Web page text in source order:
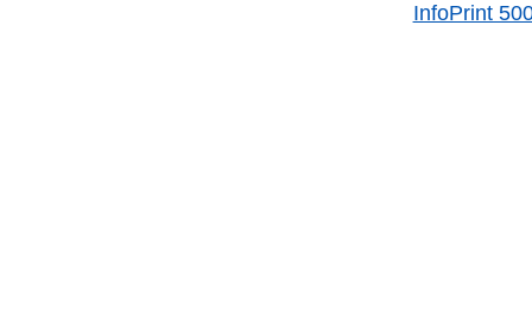
InfoPrint